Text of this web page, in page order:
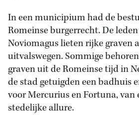
In een municipium had de
Romeinse burgerrecht. De
Noviomagus lieten rijke graven
uitvalswegen. Sommige
graven uit de Romeinse tijd in
de stad getuigden een badhuis
voor Mercurius en Fortuna, van
stedelijke allure.